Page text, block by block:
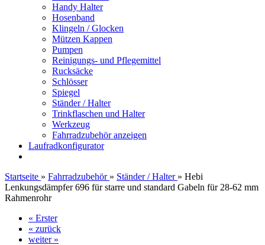
Handy Halter
Hosenband
Klingeln / Glocken
Mützen Kappen
Pumpen
Reinigungs- und Pflegemittel
Rucksäcke
Schlösser
Spiegel
Ständer / Halter
Trinkflaschen und Halter
Werkzeug
Fahrradzubehör anzeigen
Laufradkonfigurator
Startseite » Fahrradzubehör » Ständer / Halter » Hebi
Lenkungsdämpfer 696 für starre und standard Gabeln für 28-62 mm
Rahmenrohr
« Erster
« zurück
weiter »